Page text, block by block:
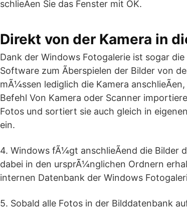
schlieÃen Sie das Fenster mit OK.
Direkt von der Kamera in
Dank der Windows Fotogalerie ist sogar
Software zum Ãberspielen der Bilder von
mÃ¼ssen lediglich die Kamera
Befehl Von Kamera oder Scanner
Fotos und sortiert sie auch gleich in
ein.
4. Windows fÃ¼gt anschlieÃend die Bilder
dabei in den ursprÃ¼nglichen Ordnern
internen Datenbank der Windows
5. Sobald alle Fotos in der Bilddatenbank